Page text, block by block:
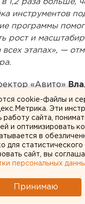
в 1,2 раза больше,
инструментов
программы
рост и
всех этапах», —
«Авито»
бонусов и
компании в
в России.
смогли
бонусам на
с
которые
мебель,
cookie-файлы и
Эти
сайта,
и оптимизировать
в
для статистического
сайт, вы
персональных
Принимаю